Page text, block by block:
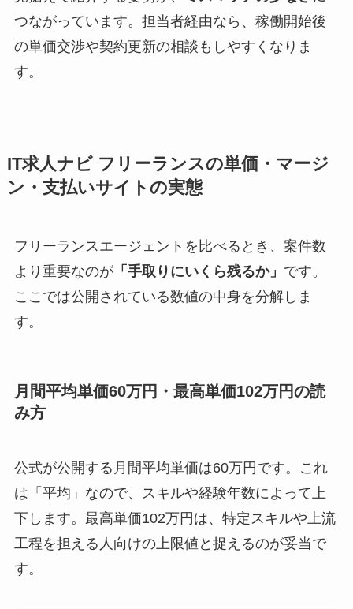
つながっています。担当者経由なら、稼働開始後
の単価交渉や契約更新の相談もしやすくなりま
す。
IT求人ナビ フリーランスの単価・マージ
ン・支払いサイトの実態
フリーランスエージェントを比べるとき、案件数
より重要なのが「手取りにいくら残るか」 です。
ここでは公開されている数値の中身を分解しま
す。
月間平均単価60万円・最高単価102万円の読
み方
公式が公開する月間平均単価は60万円です。これ
は「平均」なので、スキルや経験年数によって上
下します。最高単価102万円は、特定スキルや上流
工程を担える人向けの上限値と捉えるのが妥当で
す。